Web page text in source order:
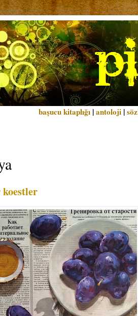
başucu kitaplığı |antoloji |